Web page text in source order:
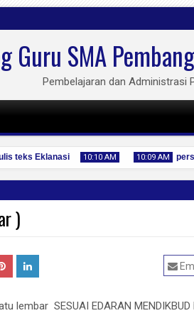
Guru SMA
Pembelajaran dan Administrasi
teks Eklanasi 10:10 AM 10:09 AM
)
lembar SESUAI EDARAN MENDIKBUD